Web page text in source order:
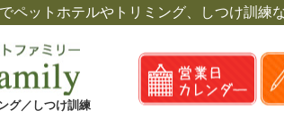
ペットホテルやトリミング、しつけ訓練
グ／しつけ訓練